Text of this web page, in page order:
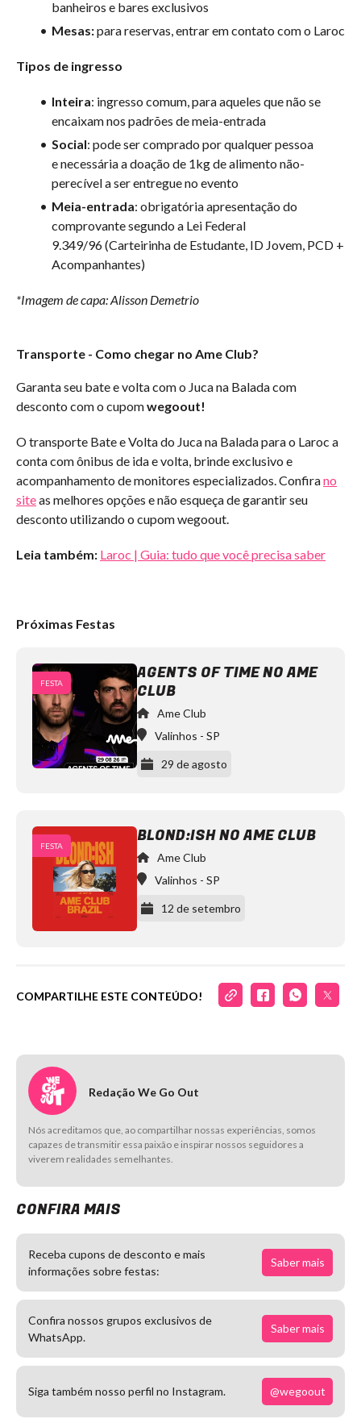
banheiros e bares exclusivos
Mesas:para reservas, entrar em contato com o Laroc
Tipos de ingresso
Inteira: ingresso comum, para aqueles que não se
encaixam nos padrões de meia-entrada
Social: pode ser comprado por qualquer pessoa
enecessária a doação de 1kg de alimento não-
perecível a ser entregue no evento
Meia-entrada: obrigatória apresentação do
comprovante segundo a Lei Federal
9.349/96 (Carteirinha de Estudante, ID Jovem, PCD +
Acompanhantes)
*Imagem de capa: Alisson Demetrio
Transporte - Como chegar no Ame Club?
Garanta seu bate e volta com o Juca na Balada com
desconto com o cupomwegoout!
O transporte Bate e Volta do Juca na Balada para o Laroc a
conta com ônibus de ida e volta, brinde exclusivo e
acompanhamento de monitores especializados. Confirano
siteas melhores opções e não esqueça de garantir seu
desconto utilizando o cupom wegoout.
Leia também: Laroc | Guia: tudo que você precisa saber
Próximas Festas
FESTA
AGENTS OF TIME NO AME
CLUB
Ame Club
Valinhos - SP
29 de agosto
Agents
RUBACK
Sabadini
Ame
https://www.instagram.com/ame.club/
FESTA BLOND:ISH NO AME CLUB
Ame Club
Valinhos - SP
12 de setembro
Jun
Larochttps://www.instagram.com/larocclub/
COMPARTILHE ESTE CONTEÚDO!
Redação We Go Out
Nós acreditamos que, ao compartilhar nossas experiências, somos
capazes de transmitir essa paixão e inspirar nossos seguidores a
viverem realidades semelhantes.
CONFIRA MAIS
Receba cupons de desconto e mais
informações sobre festas:
Saber mais
Confira nossos grupos exclusivos de
WhatsApp.
Saber mais
Siga também nosso perfil no Instagram. @wegoout